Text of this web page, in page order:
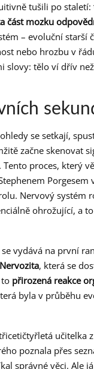
tušili po staletí:
část mozku
– evoluční starší
nebo hrozbu v
slovy: tělo ví dřív
se setkají,
začne skenovat
proces, který
Nervový systém
ohrožující, a
vydává na první
Nervozita, která se
přirozená reakce
byla v průběhu
učitelka
poznala přes
správné věci. Ale